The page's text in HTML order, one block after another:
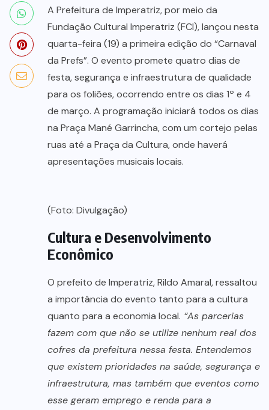
A Prefeitura de Imperatriz, por meio da
Fundação Cultural Imperatriz (FCI), lançou nesta
quarta-feira (19) a primeira edição do “Carnaval
da Prefs”. O evento promete quatro dias de
festa, segurança e infraestrutura de qualidade
para os foliões, ocorrendo entre os dias 1º e 4
de março. A programação iniciará todos os dias
na Praça Mané Garrincha, com um cortejo pelas
ruas até a Praça da Cultura, onde haverá
apresentações musicais locais.
(Foto: Divulgação)
Cultura e Desenvolvimento
Econômico
O prefeito de Imperatriz, Rildo Amaral, ressaltou
a importância do evento tanto para a cultura
quanto para a economia local. “As parcerias
fazem com que não se utilize nenhum real dos
cofres da prefeitura nessa festa. Entendemos
que existem prioridades na saúde, segurança e
infraestrutura, mas também que eventos como
esse geram emprego e renda para a